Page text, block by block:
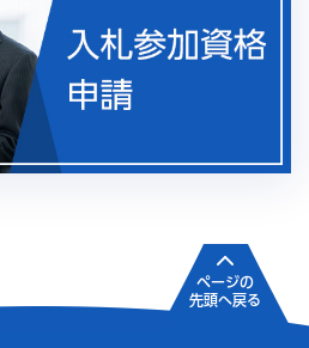
ページの
先頭へ戻る